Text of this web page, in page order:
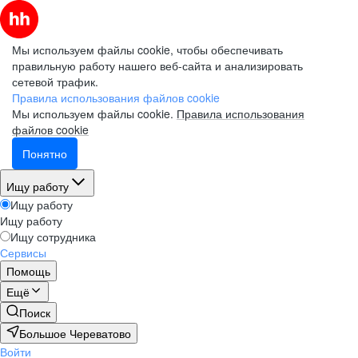
Мы используем файлы cookie, чтобы обеспечивать
правильную работу нашего веб-сайта и анализировать
сетевой трафик.
Правила использования файлов cookie
Мы используем файлы cookie. Правила использования
файлов cookie
Понятно
Ищу работу
Ищу работу
Ищу работу
Ищу сотрудника
Сервисы
Помощь
Ещё
Поиск
Большое Череватово
Войти